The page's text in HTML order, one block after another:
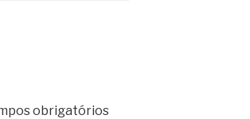
obrigatórios